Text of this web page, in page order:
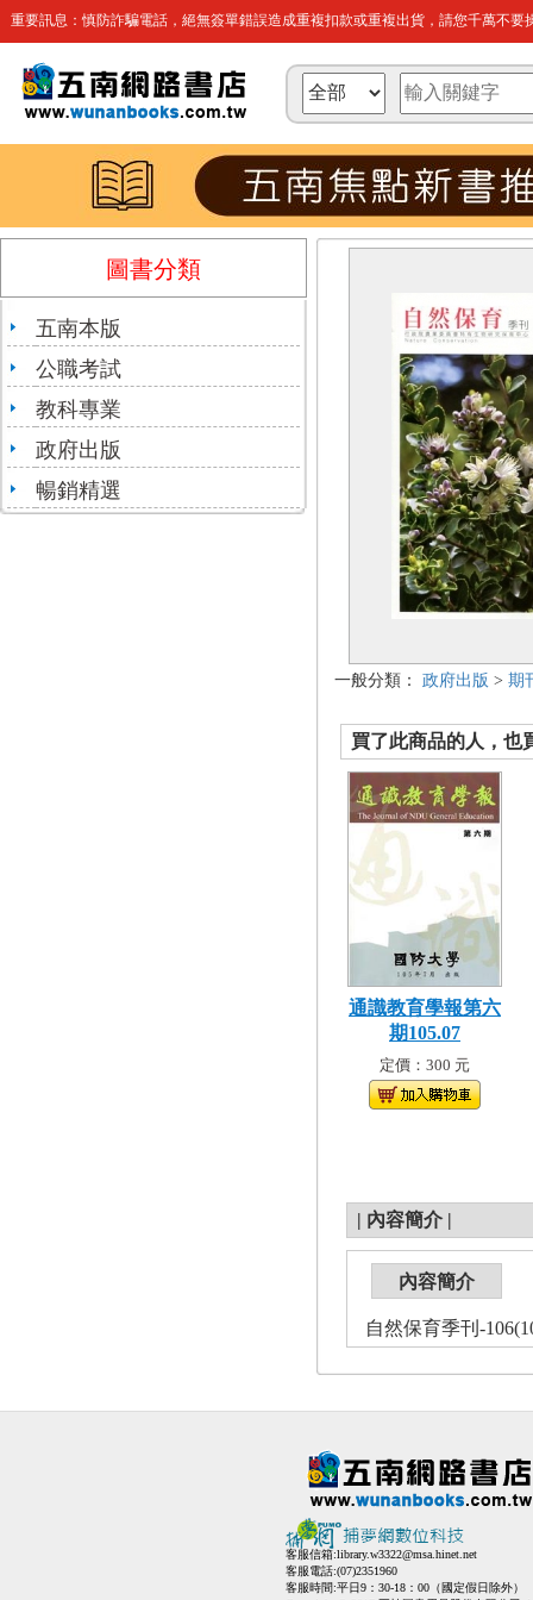
重要訊息：慎防詐騙電話，絕無簽單錯誤造成重複扣款或重複出貨，請您千萬不要
圖書分類
五南本版
公職考試
教科專業
政府出版
暢銷精選
一般分類： 政府出版 > 期
買了此商品的人，也
通識教育學報第六
期105.07
定價：300 元
| 內容簡介 |
內容簡介
自然保育季刊-
客服信箱:library.w3322@msa.hinet.net
客服電話:(07)2351960
客服時間:平日9：30-18：00（國定假日除外）